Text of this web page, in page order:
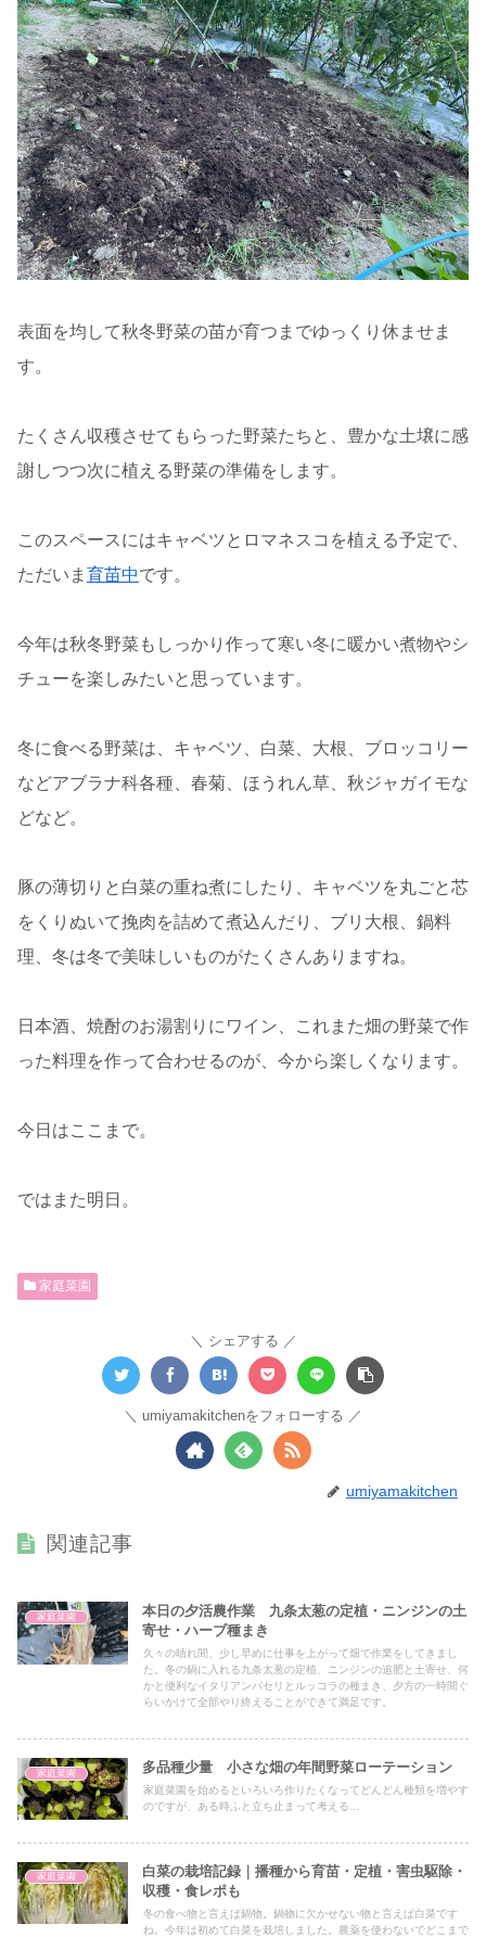
表面を均して秋冬野菜の苗が育つまでゆっくり休ませま
す。
たくさん収穫させてもらった野菜たちと、豊かな土壌に感
謝しつつ次に植える野菜の準備をします。
このスペースにはキャベツとロマネスコを植える予定で、
ただいま 育苗中です。
今年は秋冬野菜もしっかり作って寒い冬に暖かい煮物やシ
チューを楽しみたいと思っています。
冬に食べる野菜は、キャベツ、白菜、大根、ブロッコリー
などアブラナ科各種、春菊、ほうれん草、秋ジャガイモな
どなど。
豚の薄切りと白菜の重ね煮にしたり、キャベツを丸ごと芯
をくりぬいて挽肉を詰めて煮込んだり、ブリ大根、鍋料
理、冬は冬で美味しいものがたくさんありますね。
日本酒、焼酎のお湯割りにワイン、これまた畑の野菜で作
った料理を作って合わせるのが、今から楽しくなります。
今日はここまで。
ではまた明日。
家庭菜園
シェアする
umiyamakitchenをフォローする
umiyamakitchen
関連記事
家庭菜園
本日の夕活農作業 九条太葱の定植・ニンジンの土
寄せ・ハーブ種まき
久々の晴れ間、少し早めに仕事を上がって畑で作業をしてきまし
た。冬の鍋に入れる九条太葱の定植、ニンジンの追肥と土寄せ、何
かと便利なイタリアンパセリとルッコラの種まき、夕方の一時間ぐ
らいかけて全部やり終えることができて満足です。
家庭菜園 多品種少量 小さな畑の年間野菜ローテーション
家庭菜園を始めるといろいろ作りたくなってどんどん種類を増やす
のですが、ある時ふと立ち止まって考える...
家庭菜園
白菜の栽培記録｜播種から育苗・定植・害虫駆除・
収穫・食レポも
冬の食べ物と言えば鍋物。鍋物に欠かせない物と言えば白菜です
ね。今年は初めて白菜を栽培しました。農薬を使わないでどこまで